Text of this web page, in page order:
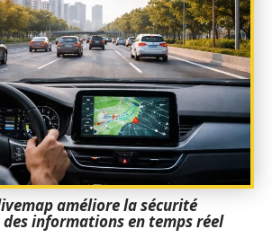
améliore la sécurité
informations en temps réel